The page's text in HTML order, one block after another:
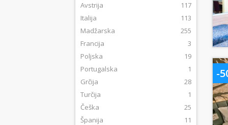
Avstrija
117
Italija
113
Madžarska
255
Francija
3
Poljska
19
Portugalska
1
Grčija
28
Turčija
1
Češka
25
Španija
11
-